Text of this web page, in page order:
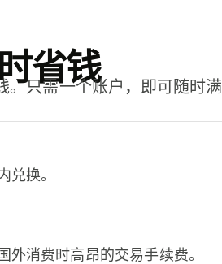
省钱
只需一个账户，即可随时满
兑换。
消费时高昂的交易手续费。